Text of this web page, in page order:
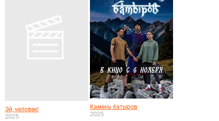
Эй, человек!
2025
Камень батыров
2025